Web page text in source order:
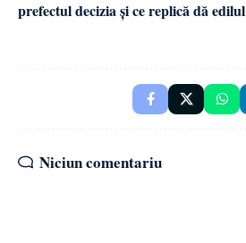
prefectul decizia și ce replică dă edilul
Niciun comentariu